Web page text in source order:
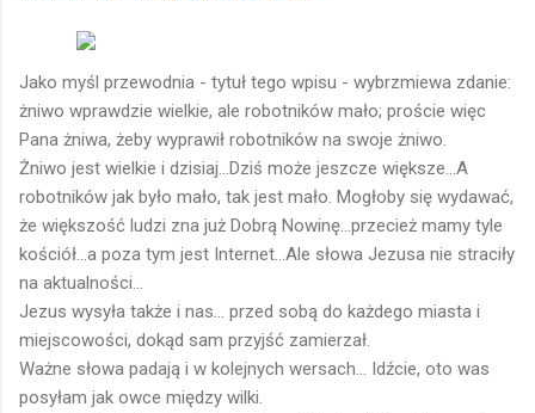
Jako myśl przewodnia - tytuł tego wpisu - wybrzmiewa zdanie:
żniwo wprawdzie wielkie, ale robotników mało; proście więc
Pana żniwa, żeby wyprawił robotników na swoje żniwo.
Żniwo jest wielkie i dzisiaj...Dziś może jeszcze większe...A
robotników jak było mało, tak jest mało. Mogłoby się wydawać,
że większość ludzi zna już Dobrą Nowinę...przecież mamy tyle
kościół...a poza tym jest Internet...Ale słowa Jezusa nie straciły
na aktualności...
Jezus wysyła także i nas... przed sobą do każdego miasta i
miejscowości, dokąd sam przyjść zamierzał.
Ważne słowa padają i w kolejnych wersach... Idźcie, oto was
posyłam jak owce między wilki.